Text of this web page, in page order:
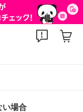
い場合